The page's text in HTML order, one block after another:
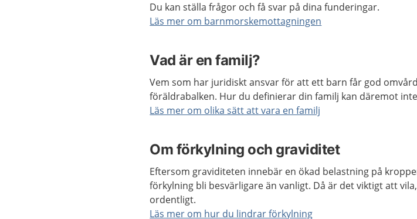
Du kan ställa frågor och få svar på dina funderingar.
Läs mer om barnmorskemottagningen
Vad är en familj?
Vem som har juridiskt ansvar för att ett barn får god
föräldrabalken. Hur du definierar din familj kan däremot
Läs mer om olika sätt att vara en familj
Om förkylning och graviditet
Eftersom graviditeten innebär en ökad belastning på
förkylning bli besvärligare än vanligt. Då är det viktigt att
ordentligt.
Läs mer om hur du lindrar förkylning